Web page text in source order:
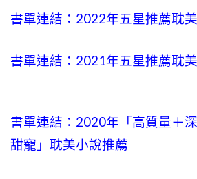
書單連結：2022年五星推薦耽
書單連結：2021年五星推薦耽
書單連結：2020年「高質量＋
甜寵」耽美小說推薦